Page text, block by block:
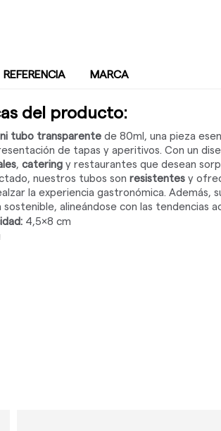
REFERENCIA MARCA
del producto:
tubo transparentede 80ml, una pieza
de tapas y aperitivos. Con un
, cateringy restaurantes que desean
nuestros tubos son resistentesy
la experiencia gastronómica. Además,
alineándose con las tendencias
4,5x8 cm